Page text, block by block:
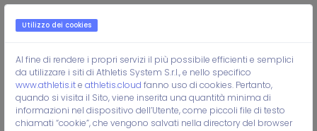
Sei un commercialista, un CdL o un CAF?
clicca qui
Utilizzo dei cookies
Al fine di rendere i propri servizi il più possibile efficienti e semplici
da utilizzare i siti di Athletis System S.r.l., e nello specifico
www.athletis.ite athletis.cloud fanno uso di cookies. Pertanto,
quando si visita il Sito, viene inserita una quantità minima di
informazioni nel dispositivo dell’Utente, come piccoli file di testo
chiamati “cookie”, che vengono salvati nella directory del browser